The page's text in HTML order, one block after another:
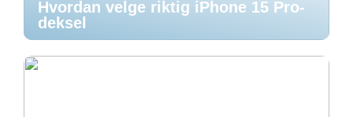
Hvordan velge riktig iPhone 15 Pro-
deksel